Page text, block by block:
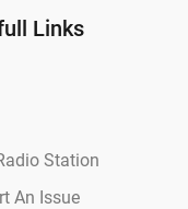
Links
Station
An Issue